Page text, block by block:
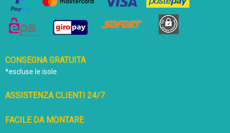
Avvertenze:
• È richiesto il montaggio di un adulto
• Conservare il manuale dell'utente per riferimento futuro
• È richiesta la supervisione di un adulto
pubbliche
CONSEGNA GRATUITA
*escluse le isole
ASSISTENZA CLIENTI 24/7
FACILE DA MONTARE